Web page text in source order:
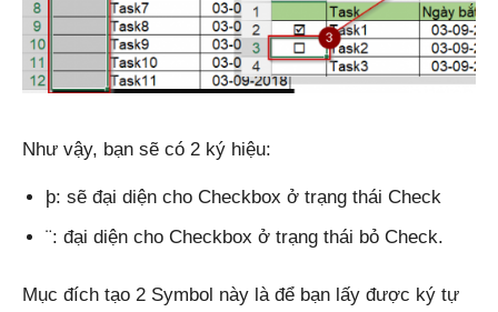
Như vậy, bạn sẽ có 2 ký hiệu:
þ: sẽ đại diện cho Checkbox ở trạng thái Check
¨: đại diện cho Checkbox ở trạng thái bỏ Check.
Mục đích tạo 2 Symbol này là để bạn lấy được ký tự